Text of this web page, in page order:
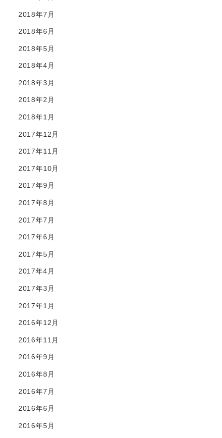
2018年7月
2018年6月
2018年5月
2018年4月
2018年3月
2018年2月
2018年1月
2017年12月
2017年11月
2017年10月
2017年9月
2017年8月
2017年7月
2017年6月
2017年5月
2017年4月
2017年3月
2017年1月
2016年12月
2016年11月
2016年9月
2016年8月
2016年7月
2016年6月
2016年5月